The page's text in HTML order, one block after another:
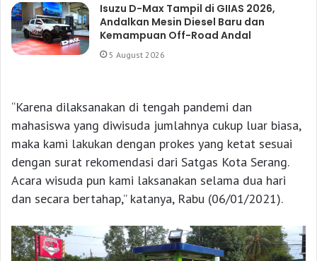
Isuzu D-Max Tampil di GIIAS 2026,
Andalkan Mesin Diesel Baru dan
Kemampuan Off-Road Andal
5 August 2026
“Karena dilaksanakan di tengah pandemi dan
mahasiswa yang diwisuda jumlahnya cukup luar biasa,
maka kami lakukan dengan prokes yang ketat sesuai
dengan surat rekomendasi dari Satgas Kota Serang.
Acara wisuda pun kami laksanakan selama dua hari
dan secara bertahap,” katanya, Rabu (06/01/2021).